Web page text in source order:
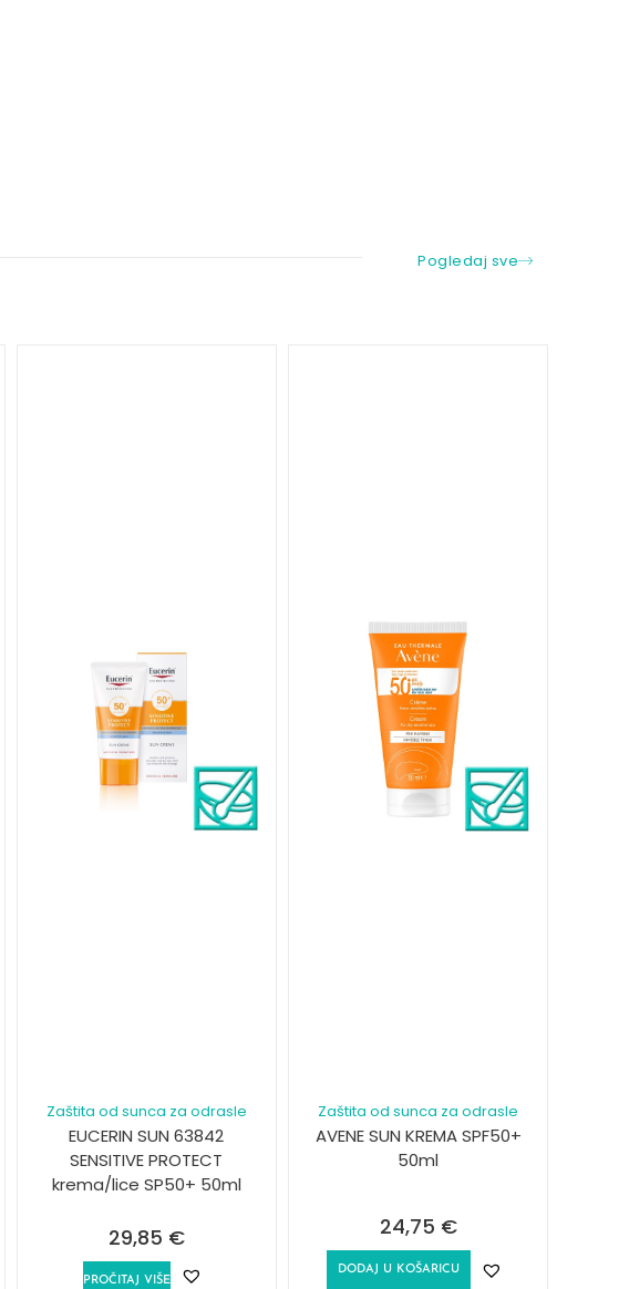
Pogledaj sve
Zaštita od sunca za odrasle
EUCERIN SUN 63842
SENSITIVE PROTECT
krema/lice SP50+ 50ml
29,85 €
PROČITAJ VIŠE
Zaštita od sunca za odrasle
AVENE SUN KREMA SPF50+
50ml
24,75 €
DODAJ U KOŠARICU